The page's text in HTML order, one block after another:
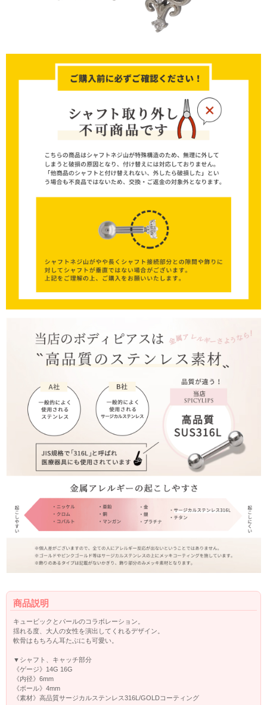
商品説明
キュービックとパールのコラボレーション。
揺れる度、大人の女性を演出してくれるデザイン。
軟骨はもちろん耳たぶにも可愛い。
▼シャフト、キャッチ部分
《ゲージ》14G 16G
《内径》6mm
《ボール》4mm
《素材》高品質サージカルステンレス316L/GOLDコーティング